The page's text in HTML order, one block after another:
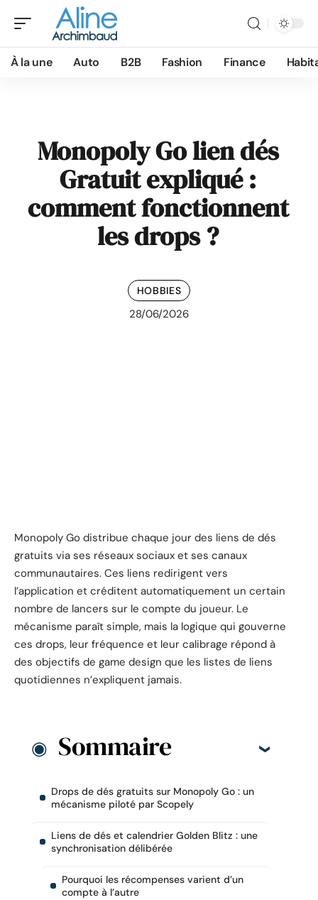
À la une Auto B2B Fashion Finance
Monopoly Go lien dés
Gratuit expliqué :
comment fonctionnent
les drops ?
HOBBIES
28/06/2026
Monopoly Go distribue chaque jour des liens de dés
gratuits via ses réseaux sociaux et ses canaux
communautaires. Ces liens redirigent vers
l’application et créditent automatiquement un certain
nombre de lancers sur le compte du joueur. Le
mécanisme paraît simple, mais la logique qui gouverne
ces drops, leur fréquence et leur calibrage répond à
des objectifs de game design que les listes de liens
quotidiennes n’expliquent jamais.
Sommaire
Drops de dés gratuits sur Monopoly Go : un
mécanisme piloté par Scopely
Liens de dés et calendrier Golden Blitz : une
synchronisation délibérée
Pourquoi les récompenses varient d’un
compte à l’autre